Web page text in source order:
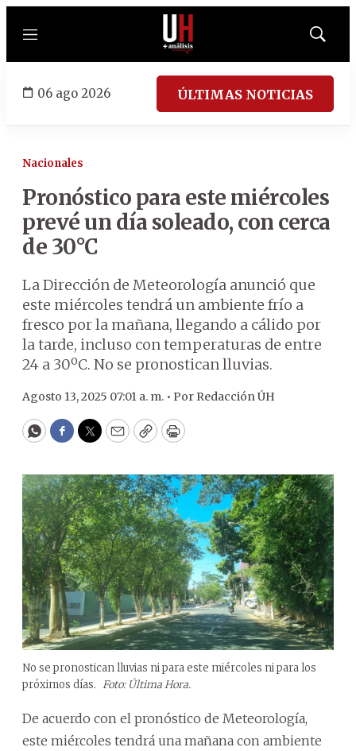
Menú
Mostrar
06 ago 2026 ÚLTIMAS NOTICIAS
Nacionales
Pronóstico para este miércoles
prevé un día soleado, con cerca
de 30°C
La Dirección de Meteorología anunció que
este miércoles tendrá un ambiente frío a
fresco por la mañana, llegando a cálido por
la tarde, incluso con temperaturas de entre
24 a 30ºC. No se pronostican lluvias.
Agosto 13, 2025 07:01 a. m. • Por Redacción ÚH
WhatsApp
Facebook
Twitter
EmailCopyPrint
No se pronostican lluvias ni para este miércoles ni para los
próximos días. Foto: Última Hora.
De acuerdo con el pronóstico de Meteorología,
este miércoles tendrá una mañana con ambiente